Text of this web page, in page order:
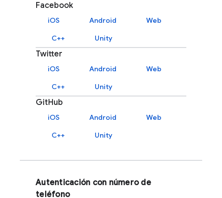
Facebook
iOS Android
Web
C++
Unity
Twitter
iOS Android
Web
C++
Unity
GitHub
iOS Android
Web
C++
Unity
Autenticación con número de
teléfono